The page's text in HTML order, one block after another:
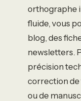
orthographe
fluide, vous
blog, des
newsletters.
précision
correction de
ou de